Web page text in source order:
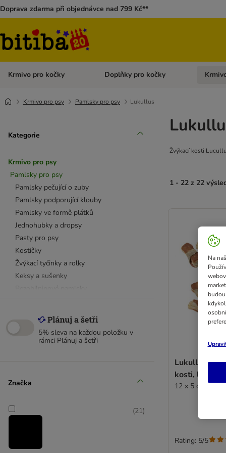
Doprava zdarma při objednávce nad 799 Kč**
Krmivo pro kočky Otevřít menu: Krmivo pro kočky
Doplňky pro kočky Otevřít
Krmivo pro psy Pamlsky pro psy Lukullus
Kategorie
Krmivo pro psy
Pamlsky pro psy
Pamlsky pečující o zuby
Pamlsky podporující klouby
Pamlsky ve formě plátků
Jednohubky a dropsy
Pasty pro psy
Kostičky
Žvýkací tyčinky a rolky
Keksy a sušenky
Další pamlsky
Hovězí pamlsky
Drůbeží pamlsky
Pštrosí pamlsky
5% sleva na každou položku v
rámci Plánuj a šetři
Značka
(21)
Žvýkací kosti
1 - 22 z 22
Lukullus
kosti, losos S
12 x 5 cm
Rating: 5/5
Na